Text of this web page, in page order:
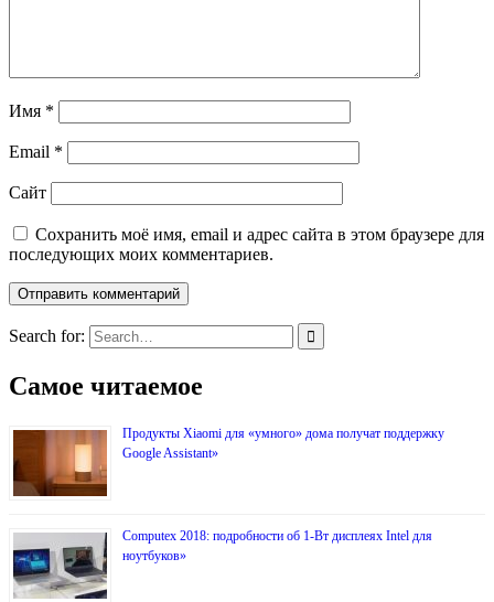
Имя *
Email *
Сайт
Сохранить моё имя, email и адрес сайта в этом браузере для
последующих моих комментариев.
Search for:
Самое читаемое
Продукты Xiaomi для «умного» дома получат поддержку
Google Assistant»
Computex 2018: подробности об 1-Вт дисплеях Intel для
ноутбуков»